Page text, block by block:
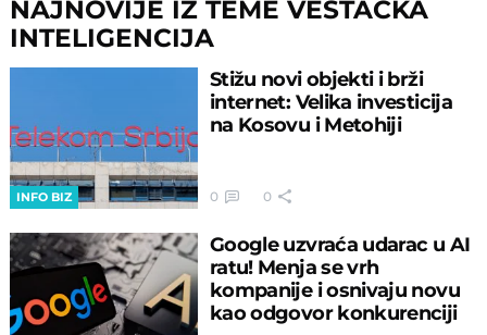
NAJNOVIJE IZ TEME VEŠTAČKA
INTELIGENCIJA
INFO BIZ
Stižu novi objekti i brži
internet: Velika investicija
na Kosovu i Metohiji
0 0
Google uzvraća udarac u AI
ratu! Menja se vrh
kompanije i osnivaju novu
kao odgovor konkurenciji